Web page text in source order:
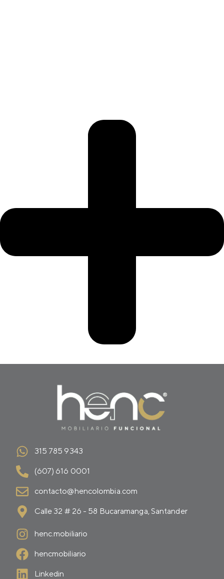
315 785 9343
(607) 616 0001
contacto@hencolombia.com
Calle 32 # 26 - 58 Bucaramanga, Santander
henc.mobiliario
hencmobiliario
Linkedin